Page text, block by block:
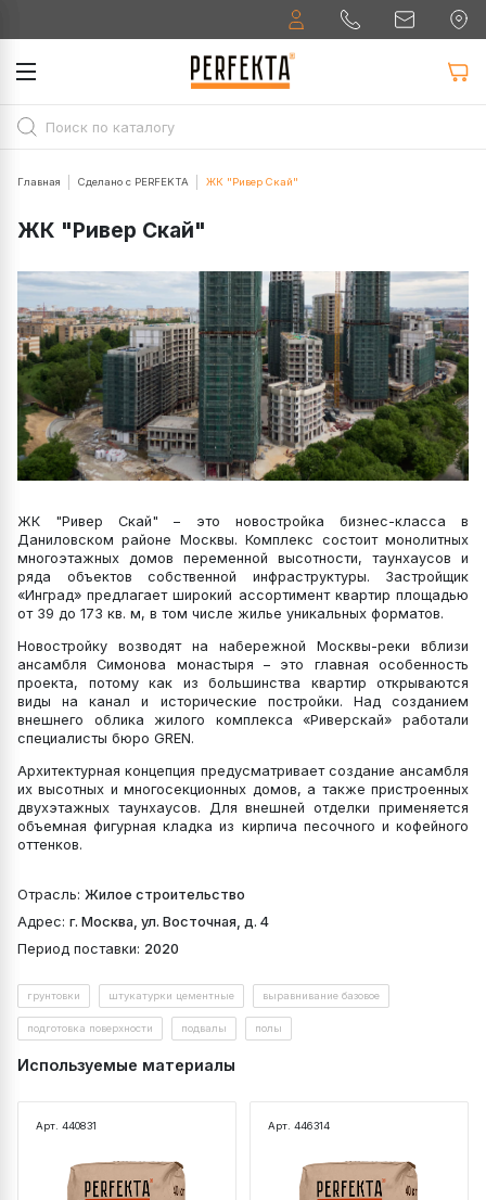
Главная Сделано с PERFEKTA ЖК "Ривер Скай"
ЖК "Ривер Скай"
ЖК "Ривер Скай" – это новостройка бизнес-класса в
Даниловском районе Москвы. Комплекс состоит монолитных
многоэтажных домов переменной высотности, таунхаусов и
ряда объектов собственной инфраструктуры. Застройщик
«Инград» предлагает широкий ассортимент квартир площадью
от 39 до 173 кв. м, в том числе жилье уникальных форматов.
Новостройку возводят на набережной Москвы-реки вблизи
ансамбля Симонова монастыря – это главная особенность
проекта, потому как из большинства квартир открываются
виды на канал и исторические постройки. Над созданием
внешнего облика жилого комплекса «Риверскай» работали
специалисты бюро GREN.
Архитектурная концепция предусматривает создание ансамбля
их высотных и многосекционных домов, а также пристроенных
двухэтажных таунхаусов. Для внешней отделки применяется
объемная фигурная кладка из кирпича песочного и кофейного
оттенков.
Отрасль: Жилое строительство
Адрес: г. Москва, ул. Восточная, д. 4
Период поставки: 2020
грунтовки штукатурки цементные выравнивание базовое
подготовка поверхности подвалы полы
Используемые материалы
Арт. 440831 Арт. 446314